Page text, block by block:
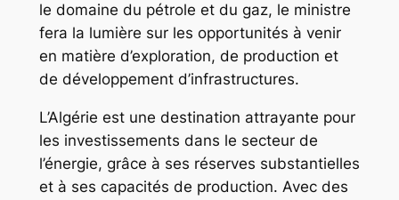
le domaine du pétrole et du gaz, le ministre
fera la lumière sur les opportunités à venir
en matière d’exploration, de production et
de développement d’infrastructures.
L’Algérie est une destination attrayante pour
les investissements dans le secteur de
l’énergie, grâce à ses réserves substantielles
et à ses capacités de production. Avec des